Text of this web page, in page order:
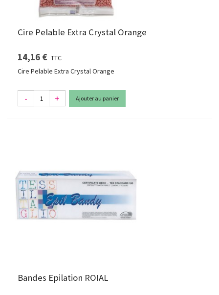
Cire Pelable Extra Crystal Orange
14,16 € TTC
Cire Pelable Extra Crystal Orange
- + Ajouter au panier
Bandes Epilation ROIAL